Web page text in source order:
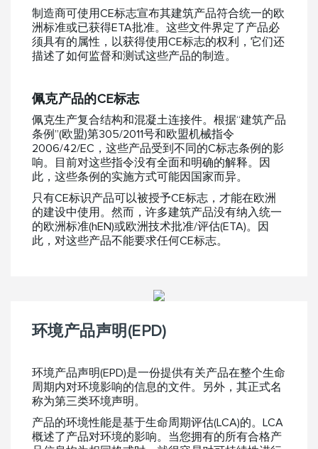
制造商可使用CE标志宣布其建筑产品符合统一的欧
洲标准或已获得ETA批准。这些文件界定了产品必
须具有的属性，以获得使用CE标志的权利，它们还
描述了如何监督和测试这些产品的制造。
佩克产品的CE标志
佩克生产复合结构和混凝土连接件。根据“建筑产品
条例”(欧盟)第305/2011号和欧盟机械指令
2006/42/EC，这些产品受到不同的C标志条例的影
响。目前对这些指令没有全面和明确的解释。因
此，这些条例的实施方式可能因国家而异。
只有CE标识产品可以被授予CE标志，才能在欧洲
的建设中使用。然而，许多建筑产品没有纳入统一
的欧洲标准(hEN)或欧洲技术批准/评估(ETA)。因
此，对这些产品不能要求任何CE标志。
环境产品声明(EPD)
环境产品声明(EPD)是一份提供有关产品在整个生命
周期内对环境影响的信息的文件。另外，其正式名
称为第三类环境声明。
产品的环境性能是基于生命周期评估(LCA)的。LCA
概述了产品对环境的影响。当您拥有的所有合格产